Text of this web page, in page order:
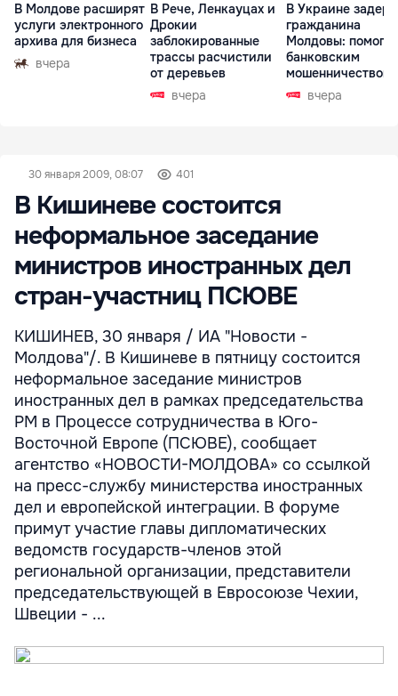
В Молдове расширят
услуги электронного
архива для бизнеса
вчера
В Рече, Ленкауцах и
Дрокии
заблокированные
трассы расчистили
от деревьев
вчера
В Украине
гражданина
Молдовы:
банковским
мошенничеством
Чехиивчера
30 января 2009, 08:07 401
В Кишиневе состоится
неформальное заседание
министров иностранных дел
стран-участниц ПСЮВЕ
КИШИНЕВ, 30 января / ИА "Новости -
Молдова"/. В Кишиневе в пятницу состоится
неформальное заседание министров
иностранных дел в рамках председательства
РМ в Процессе сотрудничества в Юго-
Восточной Европе (ПСЮВЕ), сообщает
агентство «НОВОСТИ-МОЛДОВА» со ссылкой
на пресс-службу министерства иностранных
дел и европейской интеграции. В форуме
примут участие главы дипломатических
ведомств государств-членов этой
региональной организации, представители
председательствующей в Евросоюзе Чехии,
Швеции - ...